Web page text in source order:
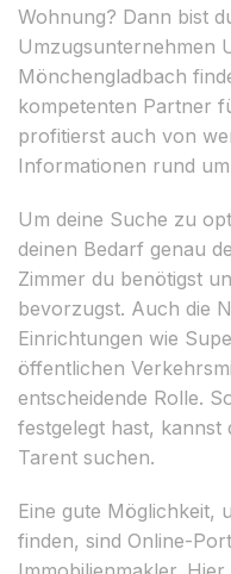
Wohnung? Dann bist
Umzugsunternehmen
Mönchengladbach
kompetenten Partner
profitierst auch von
Informationen rund
Um deine Suche zu
deinen Bedarf genau
Zimmer du benötigst
bevorzugst. Auch die
Einrichtungen wie
öffentlichen
entscheidende Rolle.
festgelegt hast, kannst
Tarent suchen.
Eine gute Möglichkeit,
finden, sind Online-